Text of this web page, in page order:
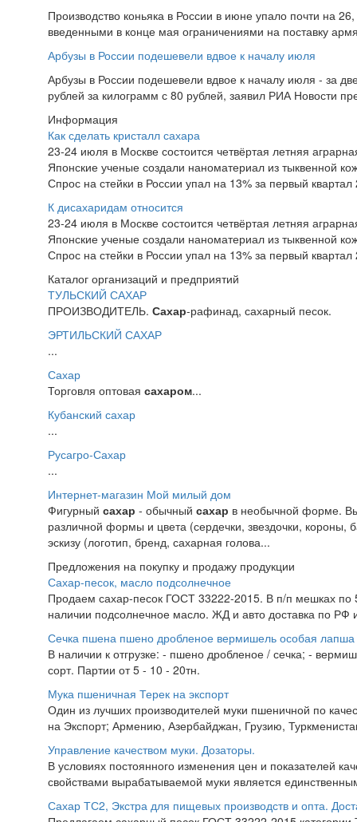
Производство коньяка в России в июне упало почти на
введенными в конце мая ограничениями на поставку
Арбузы в России подешевели вдвое к началу июля
Арбузы в России подешевели вдвое к началу июля - за
рублей за килограмм с 80 рублей, заявил РИА Новости
Информация
Как сделать кристалл сахара
23-24 июля в Москве состоится четвёртая летняя
Японские ученые создали наноматериал из тыквенной
Спрос на стейки в России упал на 13% за первый квартал
К дисахаридам относится
23-24 июля в Москве состоится четвёртая летняя
Японские ученые создали наноматериал из тыквенной
Спрос на стейки в России упал на 13% за первый квартал
Каталог организаций и предприятий
ТУЛЬСКИЙ САХАР
ПРОИЗВОДИТЕЛЬ. Сахар-рафинад, сахарный песок.
ЭРТИЛЬСКИЙ САХАР
...
Сахар
Торговля оптовая сахаром...
Кубанский сахар
...
Русагро-Сахар
...
Интернет-магазин Мой милый дом
Фигурный сахар - обычный сахар в необычной форме.
различной формы и цвета (сердечки, звездочки, короны,
эскизу (логотип, бренд, сахарная голова...
Предложения на покупку и продажу продукции
Сахар-песок, масло подсолнечное
Продаем сахар-песок ГОСТ 33222-2015. В п/п мешках по
наличии подсолнечное масло. ЖД и авто доставка по
Сечка пшена пшено дробленое вермишель особая лапша
В наличии к отгрузке: - пшено дробленое / сечка; -
сорт. Партии от 5 - 10 - 20тн.
Мука пшеничная Терек на экспорт
Один из лучших производителей муки пшеничной по
на Экспорт; Армению, Азербайджан, Грузию,
Управление качеством муки. Дозаторы.
В условиях постоянного изменения цен и показателей
свойствами вырабатываемой муки является
Сахар ТС2, Экстра для пищевых производств и опта.